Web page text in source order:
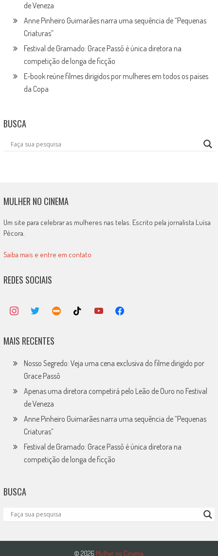
de Veneza
Anne Pinheiro Guimarães narra uma sequência de “Pequenas
Criaturas”
Festival de Gramado: Grace Passô é única diretora na
competição de longa de ficção
E-book reúne filmes dirigidos por mulheres em todos os países
da Copa
BUSCA
MULHER NO CINEMA
Um site para celebrar as mulheres nas telas. Escrito pela jornalista Luísa
Pécora.
Saiba mais e entre em contato
REDES SOCIAIS
MAIS RECENTES
Nosso Segredo: Veja uma cena exclusiva do filme dirigido por
Grace Passô
Apenas uma diretora competirá pelo Leão de Ouro no Festival
de Veneza
Anne Pinheiro Guimarães narra uma sequência de “Pequenas
Criaturas”
Festival de Gramado: Grace Passô é única diretora na
competição de longa de ficção
BUSCA
© 2026 Mulher no Cinema